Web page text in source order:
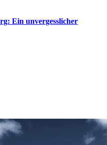
Ein unvergesslicher